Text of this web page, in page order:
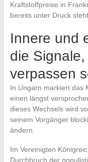
Kraftstoffpreise in
bereits unter Druck
Innere und
die
verpassen
In Ungarn markiert das
einen längst
dieses Wechsels wird
seinem Vorgänger
ändern.
Im Vereinigten
Durchbruch der